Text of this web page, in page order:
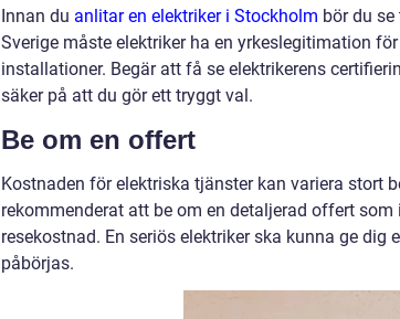
Innan du anlitar en elektriker i Stockholm bör du
Sverige måste elektriker ha en yrkeslegitimation
installationer. Begär att få se elektrikerens
säker på att du gör ett tryggt val.
Be om en offert
Kostnaden för elektriska tjänster kan variera stort
rekommenderat att be om en detaljerad offert
resekostnad. En seriös elektriker ska kunna ge
påbörjas.